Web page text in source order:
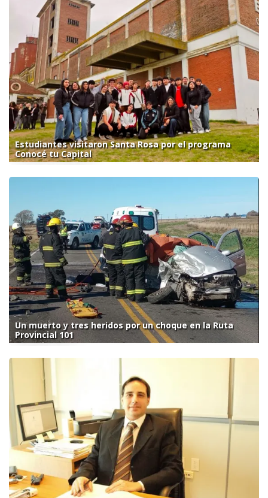
Estudiantes visitaron Santa Rosa por el programa
Conocé tu Capital
Un muerto y tres heridos por un choque en la Ruta
Provincial 101